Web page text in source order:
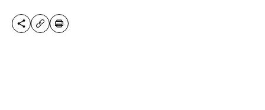
DIESE SEITE TEILEN
URL KOPIEREN
DRUCKEN